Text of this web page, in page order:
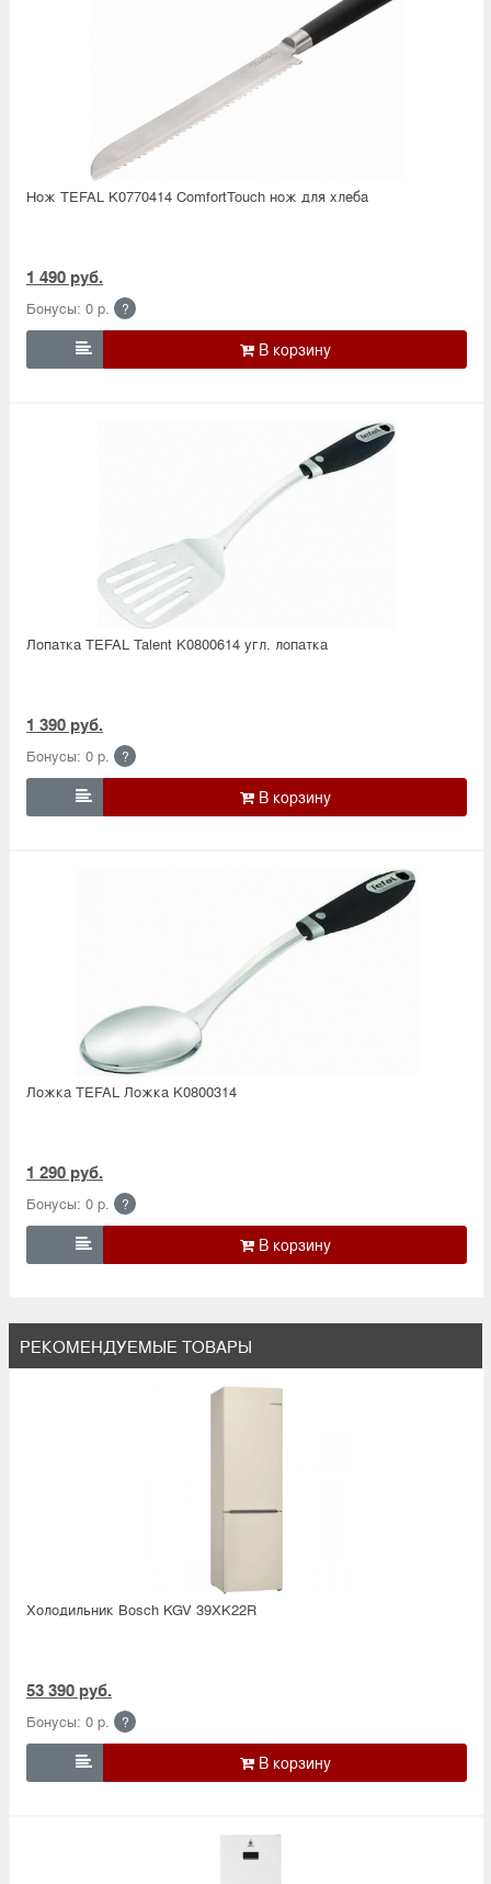
Нож TEFAL K0770414 ComfortTouch нож для хлеба
1 490 руб.
Бонусы: 0 р. ?

Лопатка TEFAL Talent K0800614 угл. лопатка
1 390 руб.
Бонусы: 0 р. ?

Ложка TEFAL Ложка K0800314
1 290 руб.
Бонусы: 0 р. ?

РЕКОМЕНДУЕМЫЕ ТОВАРЫ
Холодильник Bosсh KGV 39XK22R
53 390 руб.
Бонусы: 0 р. ?
